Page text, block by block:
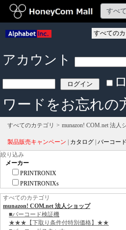
アカウント
ワードをお忘れの
すべてのカテゴリ munazon! COM.net 法人
製品販売キャンペーン カタログ バーコー
絞り込み
メーカー
PRINTRONIX
PRINTRONIXs
すべてのカテゴリ
munazon! COM.net 法人ショップ
■バーコード検証機
★★★【下取り条件付特別価格】★★